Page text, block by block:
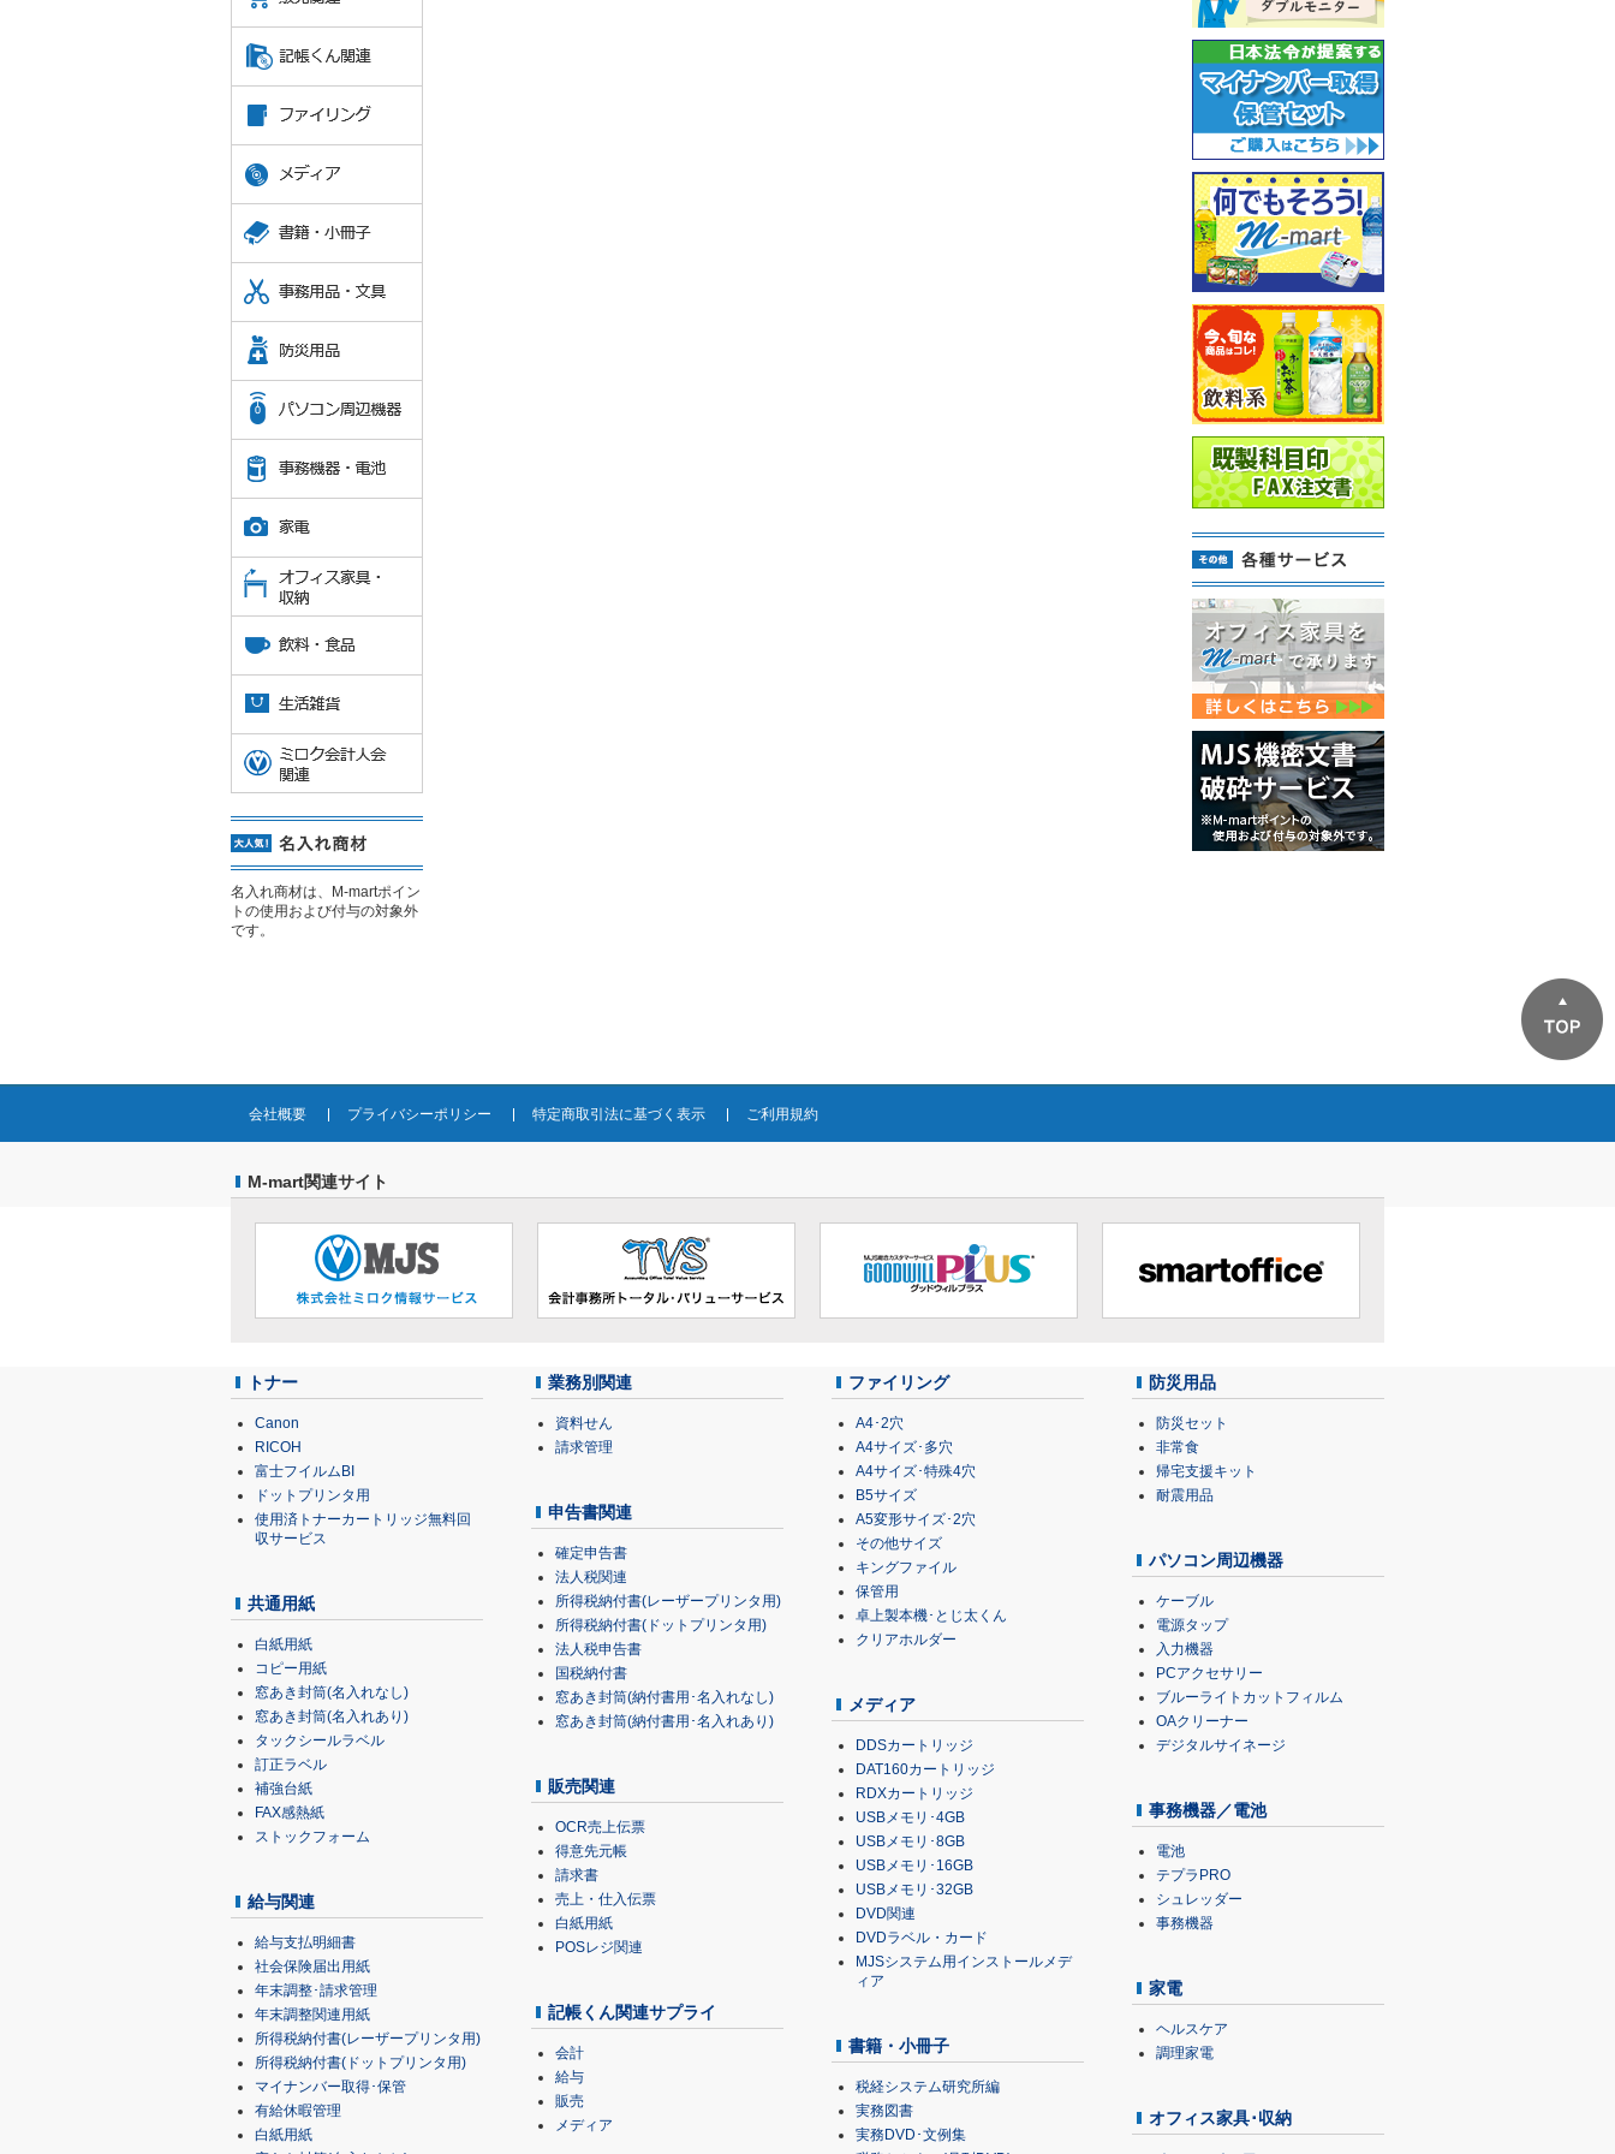
名入れ商材は、M-martポイン
トの使用および付与の対象外
です。
会社概要 プライバシーポリシー 特定商取引法に基づく表示 ご利用規約
M-mart関連サイト
トナー
Canon
RICOH
富士フイルムBI
ドットプリンタ用
使用済トナーカートリッジ無料回
収サービス
共通用紙
白紙用紙
コピー用紙
窓あき封筒(名入れなし)
窓あき封筒(名入れあり)
タックシールラベル
訂正ラベル
補強台紙
FAX感熱紙
ストックフォーム
給与関連
給与支払明細書
社会保険届出用紙
年末調整･請求管理
年末調整関連用紙
所得税納付書(レーザープリンタ用)
所得税納付書(ドットプリンタ用)
マイナンバー取得･保管
有給休暇管理
白紙用紙
業務別関連
資料せん
請求管理
申告書関連
確定申告書
法人税関連
所得税納付書(レーザープリンタ用)
所得税納付書(ドットプリンタ用)
法人税申告書
国税納付書
窓あき封筒(納付書用･名入れなし)
窓あき封筒(納付書用･名入れあり)
販売関連
OCR売上伝票
得意先元帳
請求書
売上・仕入伝票
白紙用紙
POSレジ関連
記帳くん関連サプライ
会計
給与
販売
メディア
ファイリング
A4･2穴
A4サイズ･多穴
A4サイズ･特殊4穴
B5サイズ
A5変形サイズ･2穴
その他サイズ
キングファイル
保管用
卓上製本機･とじ太くん
クリアホルダー
メディア
DDSカートリッジ
DAT160カートリッジ
RDXカートリッジ
USBメモリ･4GB
USBメモリ･8GB
USBメモリ･16GB
USBメモリ･32GB
DVD関連
DVDラベル・カード
MJSシステム用インストールメデ
ィア
書籍・小冊子
税経システム研究所編
実務図書
実務DVD･文例集
防災用品
防災セット
非常食
帰宅支援キット
耐震用品
パソコン周辺機器
ケーブル
電源タップ
入力機器
PCアクセサリー
ブルーライトカットフィルム
OAクリーナー
デジタルサイネージ
事務機器／電池
電池
テプラPRO
シュレッダー
事務機器
家電
ヘルスケア
調理家電
オフィス家具･収納